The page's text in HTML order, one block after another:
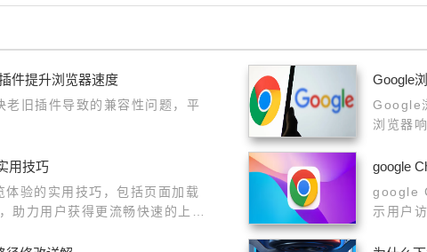
件提升浏览器速度
老旧插件导致的兼容性问题，平
Google
Google
浏览器
用技巧
验的实用技巧，包括页面加载
助力用户获得更流畅快速的上网
google
google
示用户